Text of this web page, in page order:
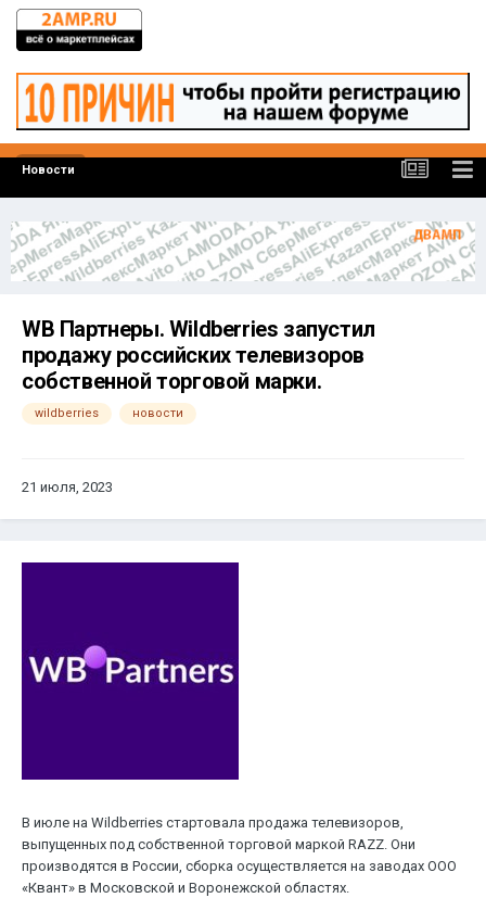
Новости
WB Партнеры. Wildberries запустил
продажу российских телевизоров
собственной торговой марки.
wildberries новости
21 июля, 2023
В июле на Wildberries стартовала продажа телевизоров,
выпущенных под собственной торговой маркой RAZZ. Они
производятся в России, сборка осуществляется на заводах ООО
«Квант» в Московской и Воронежской областях.